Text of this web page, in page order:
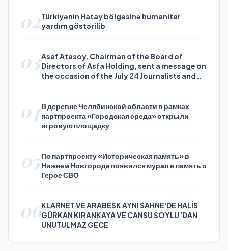
02Türkiyənin Hatay bölgəsinə humanitar
yardım göstərilib
03Asaf Atasoy, Chairman of the Board of
Directors of Asfa Holding, sent a message on
the occasion of the July 24 Journalists and
04В деревне Челябинской области в рамках
партпроекта «Городская среда» открыли
игровую площадку
05По партпроекту «Историческая память» в
Нижнем Новгороде появился мурал в память о
Герое СВО
06KLARNET VE ARABESK AYNI SAHNE'DE HALİS
GÜRKAN KIRANKAYA VE CANSU SOYLU 'DAN
UNUTULMAZ GECE